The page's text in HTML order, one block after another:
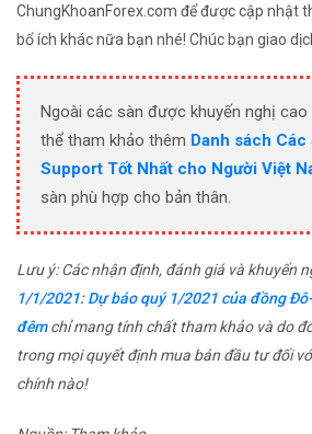
ChungKhoanForex.com để được cập nhật
bổ ích khác nữa bạn nhé! Chúc bạn giao
Ngoài các sàn được khuyến nghị
thể tham khảo thêm Danh sách Các
Support Tốt Nhất cho Người Việt
sàn phù hợp cho bản thân.
Lưu ý: Các nhận định, đánh giá và khuyến
1/1/2021: Dự báo quý 1/2021 của đồng
đêmchỉ mang tính chất tham khảo và do
trong mọi quyết định mua bán đầu tư đối
chính nào!